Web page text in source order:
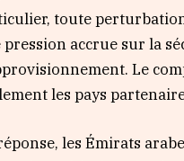
toute
pression accrue sur la
Le
les pays
les Émirats